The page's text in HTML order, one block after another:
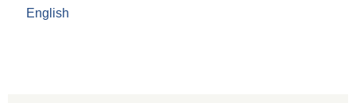
English